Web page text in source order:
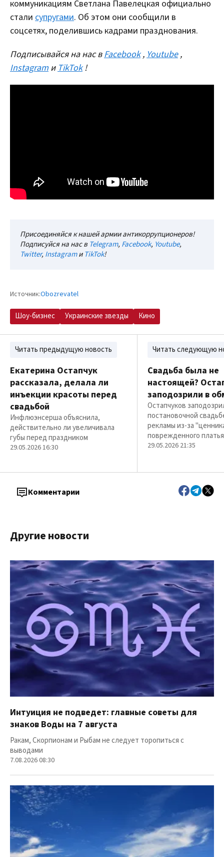
коммуникациям Светлана Павелецкая официально
стали супругами. Об этом они сообщили в
соцсетях, поделившись кадрами празднования.
Подписывайся на нас в Facebook , Youtube ,
Instagram и TikTok !
Присоединяйся к нашей армии антикоррупционеров!
Подписуйся на нас в Telegram, Facebook, Youtube,
Twitter, InstagramиTikTok!
Источник:Оbozrevatel
Шоу-бизнес Украинские звезды Кино
Читать предыдущую новость
Екатерина Остапчук
рассказала, делала ли
инъекции красоты перед
свадьбой
Инфлюэнсерша объяснила,
действительно ли увеличивала
губы перед праздником
29.05.2026 16:30
Читать следующую
Свадьба была не
настоящей?
заподозрили в
Остапчуков
постановочной
рекламы из-за
поврежденного платья
29.05.2026 21:35
Комментарии
Другие новости
Интуиция не подведет: главные советы для
знаков Воды на 7 августа
Ракам, Скорпионам и Рыбам не следует торопиться с
выводами
7.08.2026 08:30